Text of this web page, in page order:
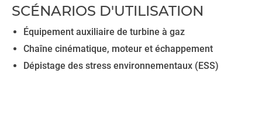
SCÉNARIOS D'UTILISATION
Équipement auxiliaire de turbine à gaz
Chaîne cinématique, moteur et échappement
Dépistage des stress environnementaux (ESS)